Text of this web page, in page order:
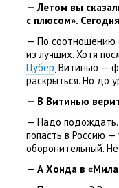
— Летом вы
с плюсом».
— По соотношению
из лучших. Хотя
Цубер, Витинью —
раскрыться. Но до
— В Витинью
— Надо подождать.
попасть в Россию
оборонительный.
— А Хонда в